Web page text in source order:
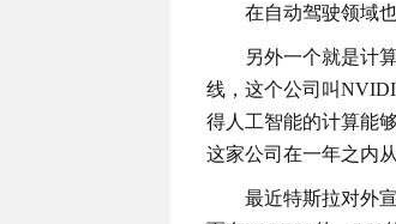
在自动驾驶领域
另外一个就是计
线，这个公司叫
得人工智能的计算能
这家公司在一年之内
最近特斯拉对外